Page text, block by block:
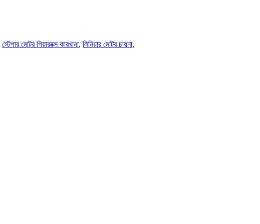
স্টেপার মোটর গিয়ারবক্স কারখানা, লিনিয়ার মোটর চায়না,